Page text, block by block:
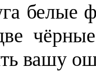
белые
вашу